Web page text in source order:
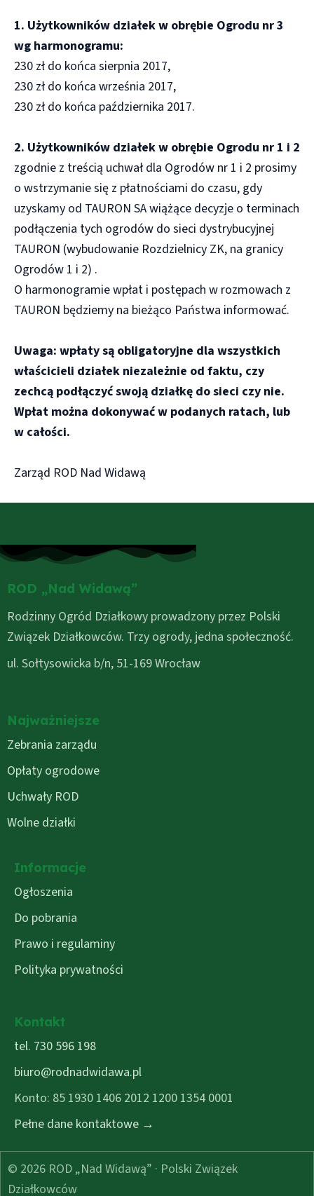
1. Użytkowników działek w obrębie Ogrodu nr 3
wg harmonogramu:
230 zł do końca sierpnia 2017,
230 zł do końca września 2017,
230 zł do końca października 2017.
2. Użytkowników działek w obrębie Ogrodu nr 1 i 2
zgodnie z treścią uchwał dla Ogrodów nr 1 i 2 prosimy
o wstrzymanie się z płatnościami do czasu, gdy
uzyskamy od TAURON SA wiążące decyzje o terminach
podłączenia tych ogrodów do sieci dystrybucyjnej
TAURON (wybudowanie Rozdzielnicy ZK, na granicy
Ogrodów 1 i 2) .
O harmonogramie wpłat i postępach w rozmowach z
TAURON będziemy na bieżąco Państwa informować.
Uwaga: wpłaty są obligatoryjne dla wszystkich
właścicieli działek niezależnie od faktu, czy
zechcą podłączyć swoją działkę do sieci czy nie.
Wpłat można dokonywać w podanych ratach, lub
w całości.
Zarząd ROD Nad Widawą
ROD „Nad Widawą”
Rodzinny Ogród Działkowy prowadzony przez Polski
Związek Działkowców. Trzy ogrody, jedna społeczność.
ul. Sołtysowicka b/n, 51-169 Wrocław
Najważniejsze
Zebrania zarządu
Opłaty ogrodowe
Uchwały ROD
Wolne działki
Informacje
Ogłoszenia
Do pobrania
Prawo i regulaminy
Polityka prywatności
Kontakt
tel. 730 596 198
biuro@rodnadwidawa.pl
Konto: 85 1930 1406 2012 1200 1354 0001
Pełne dane kontaktowe →
© 2026 ROD „Nad Widawą” · Polski Związek
Działkowców